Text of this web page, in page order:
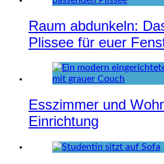
Raum abdunkeln:
Plissee für euer
Esszimmer und
Einrichtung